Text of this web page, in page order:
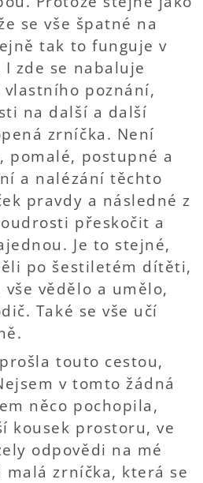
se vše špatné na
tak to funguje v
zde se nabaluje
poznání,
na další a další
zrníčka. Není
pomalé, postupné a
a nalézání těchto
pravdy a následné z
přeskočit a
Je to stejné,
po šestiletém dítěti,
vědělo a umělo,
Také se vše učí
touto cestou,
v tomto žádná
něco pochopila,
kousek prostoru, ve
odpovědi na mé
malá zrníčka, která se